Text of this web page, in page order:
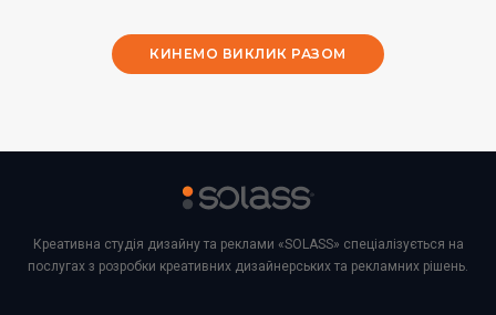
КИНЕМО ВИКЛИК РАЗОМ
Креативна студія дизайну та реклами «SOLASS» спеціалізується на
послугах з розробки креативних дизайнерських та рекламних рішень.